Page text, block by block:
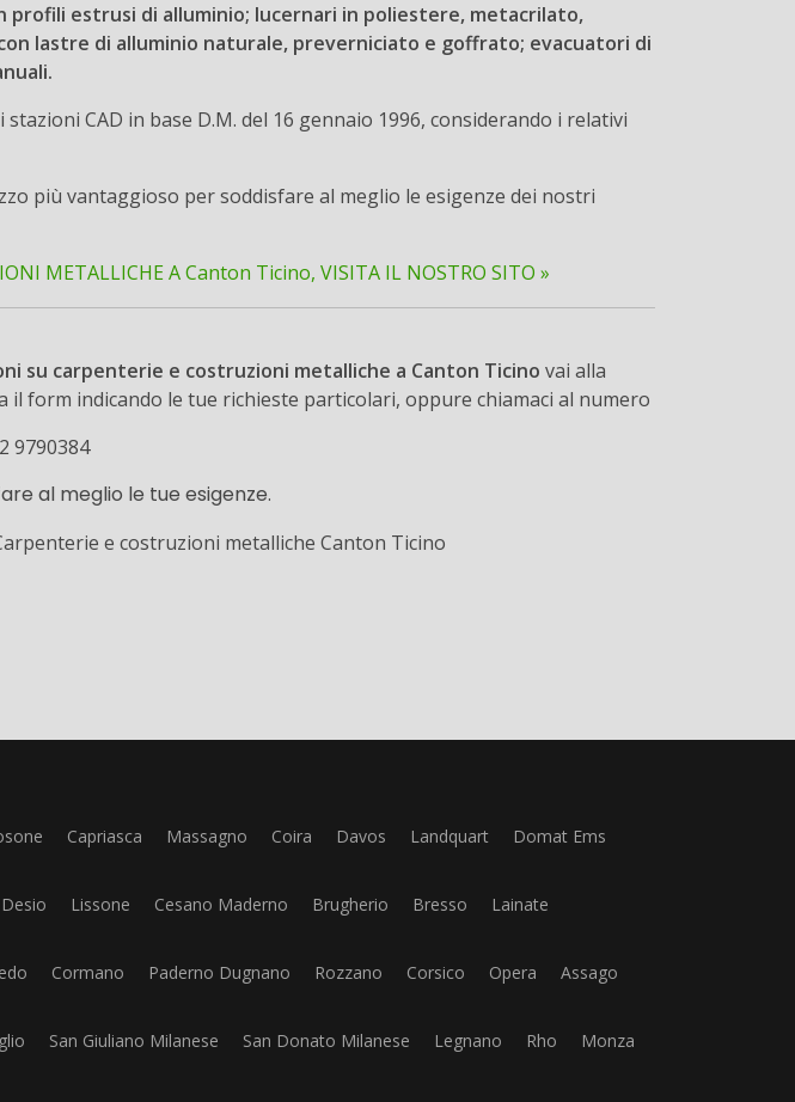
estrusi di alluminio; lucernari in poliestere, metacrilato,
lastre di alluminio naturale, preverniciato e goffrato; evacuatori di
CAD in base D.M. del 16 gennaio 1996, considerando i relativi
più vantaggioso per soddisfare al meglio le esigenze dei nostri
METALLICHE A Canton Ticino, VISITA IL NOSTRO SITO »
su carpenterie e costruzioni metalliche a Canton Ticino vai alla
il form indicando le tue richieste particolari, oppure chiamaci al numero
9790384
al meglio le tue esigenze.
e costruzioni metalliche Canton Ticino
Capriasca Massagno Coira Davos Landquart Domat Ems
Desio Lissone Cesano Maderno Brugherio Bresso Lainate
Cormano Paderno Dugnano Rozzano Corsico Opera Assago
San Giuliano Milanese San Donato Milanese Legnano Rho Monza